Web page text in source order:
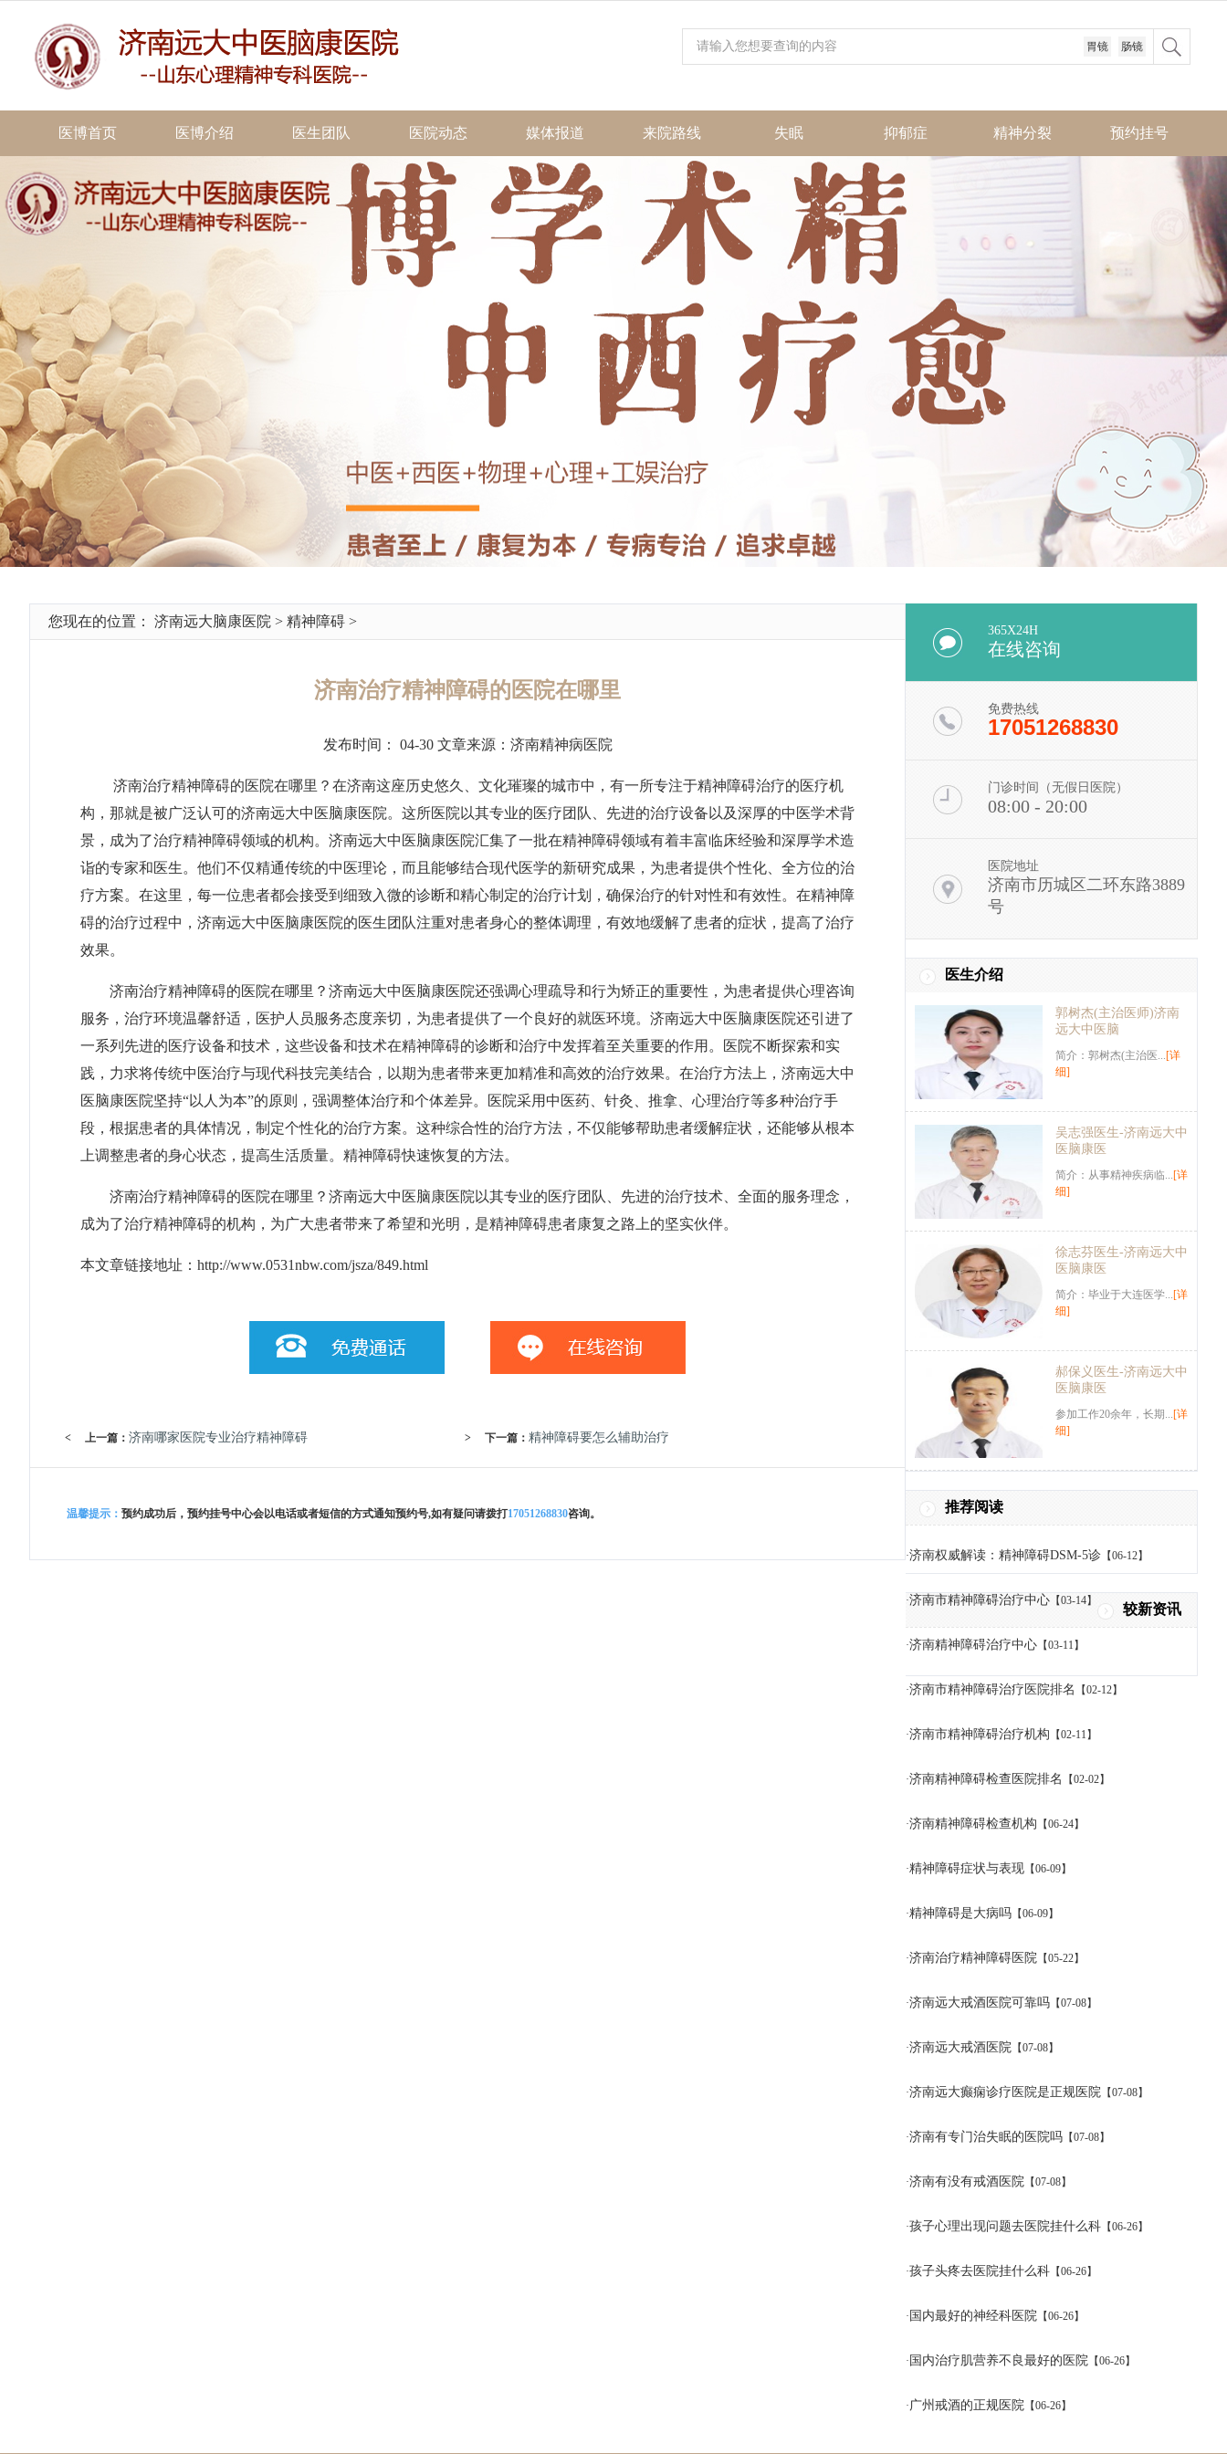
胃镜 肠镜
医博首页 医博介绍 医生团队 医院动态 媒体报道 来院路线 失眠 抑郁症 精神分裂 预约挂号
您现在的位置： 济南远大脑康医院 > 精神障碍 >
济南治疗精神障碍的医院在哪里
发布时间： 04-30 文章来源： 济南精神病医院
济南治疗精神障碍的医院在哪里 ？在济南这座历史悠久、文化璀璨的城市中，有一所专注于精神障碍治疗的医疗机
构，那就是被广泛认可的济南远大中医脑康医院。这所医院以其专业的医疗团队、先进的治疗设备以及深厚的中医学术背
景，成为了治疗精神障碍领域的机构。济南远大中医脑康医院汇集了一批在精神障碍领域有着丰富临床经验和深厚学术造
诣的专家和医生。他们不仅精通传统的中医理论，而且能够结合现代医学的新研究成果，为患者提供个性化、全方位的治
疗方案。在这里，每一位患者都会接受到细致入微的诊断和精心制定的治疗计划，确保治疗的针对性和有效性。在精神障
碍的治疗过程中，济南远大中医脑康医院的医生团队注重对患者身心的整体调理，有效地缓解了患者的症状，提高了治疗
效果。
济南治疗精神障碍的医院在哪里？济南远大中医脑康医院还强调心理疏导和行为矫正的重要性，为患者提供心理咨询
服务，治疗环境温馨舒适，医护人员服务态度亲切，为患者提供了一个良好的就医环境。济南远大中医脑康医院还引进了
一系列先进的医疗设备和技术，这些设备和技术在精神障碍的诊断和治疗中发挥着至关重要的作用。医院不断探索和实
践，力求将传统中医治疗与现代科技完美结合，以期为患者带来更加精准和高效的治疗效果。在治疗方法上，济南远大中
医脑康医院坚持“以人为本”的原则，强调整体治疗和个体差异。医院采用中医药、针灸、推拿、心理治疗等多种治疗手
段，根据患者的具体情况，制定个性化的治疗方案。这种综合性的治疗方法，不仅能够帮助患者缓解症状，还能够从根本
上调整患者的身心状态，提高生活质量。 精神障碍快速恢复的方法。
济南治疗精神障碍的医院在哪里？济南远大中医脑康医院以其专业的医疗团队、先进的治疗技术、全面的服务理念，
成为了治疗精神障碍的机构，为广大患者带来了希望和光明，是精神障碍患者康复之路上的坚实伙伴。
本文章链接地址： http://www.0531nbw.com/jsza/849.html
< 上一篇： 济南哪家医院专业治疗精神障碍 > 下一篇： 精神障碍要怎么辅助治疗
温馨提示： 预约成功后，预约挂号中心会以电话或者短信的方式通知预约号,如有疑问请拨打17051268830咨询。
365X24H
在线咨询
免费热线
17051268830
门诊时间（无假日医院）
08:00 - 20:00
医院地址
济南市历城区二环东路3889
号
医生介绍
郭树杰(主治医师)济南
远大中医脑
简介：郭树杰(主治医...[详
细]
吴志强医生-济南远大中
医脑康医
简介：从事精神疾病临...[详
细]
徐志芬医生-济南远大中
医脑康医
简介：毕业于大连医学...[详
细]
郝保义医生-济南远大中
医脑康医
参加工作20余年，长期...[详
细]
推荐阅读
·济南权威解读：精神障碍DSM-5诊 【06-12】
·济南市精神障碍治疗中心 【03-14】
·济南精神障碍治疗中心 【03-11】
·济南市精神障碍治疗医院排名 【02-12】
·济南市精神障碍治疗机构 【02-11】
·济南精神障碍检查医院排名 【02-02】
·济南精神障碍检查机构 【06-24】
·精神障碍症状与表现 【06-09】
·精神障碍是大病吗 【06-09】
·济南治疗精神障碍医院 【05-22】
较新资讯
·济南远大戒酒医院可靠吗 【07-08】
·济南远大戒酒医院 【07-08】
·济南远大癫痫诊疗医院是正规医院 【07-08】
·济南有专门治失眠的医院吗 【07-08】
·济南有没有戒酒医院 【07-08】
·孩子心理出现问题去医院挂什么科 【06-26】
·孩子头疼去医院挂什么科 【06-26】
· 国内最好的神经科医院 【06-26】
· 国内治疗肌营养不良最好的医院 【06-26】
·广州戒酒的正规医院 【06-26】